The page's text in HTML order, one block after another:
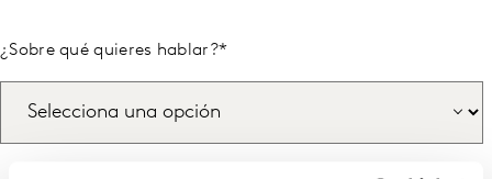
¿Sobre qué quieres hablar?*